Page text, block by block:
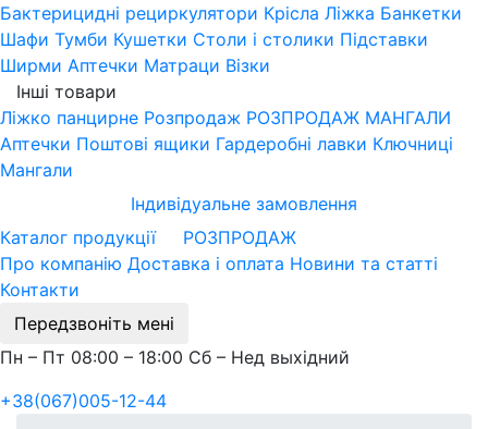
Бактерицидні рециркулятори Крісла Ліжка Банкетки
Шафи Тумби Кушетки Столи і столики Підставки
Ширми Аптечки Матраци Візки
Інші товари
Ліжко панцирне Розпродаж РОЗПРОДАЖ МАНГАЛИ
Аптечки Поштові ящики Гардеробні лавки Ключниці
Мангали
Індивідуальне замовлення
Каталог продукції
РОЗПРОДАЖ
Про компанію Доставка і оплата Новини та статті
Контакти
Передзвоніть мені
Пн – Пт 08:00 – 18:00 Сб – Нед выхідний
+38(067)005-12-44